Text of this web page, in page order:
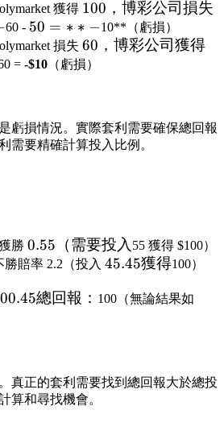
，
報
獲得 100，
博彩
公司
損失
100 ，博彩公司損失
60 - 50
=
**-
50 = ∗ ∗ −10**（虧損）
損失 60，
博彩
60 ，博彩公司獲得
= -$10 （虧損）
虧損情況。實際套利需要確保總回報
需要精確計算投入比例。
勝 0.55（需
要投入
0.55 （需要投入 55 獲得 $100）
賠率 2.2（投入 45.45
45.45獲得100）
總回報： 100（無論結果如
真正的套利需要找到總回報大於總投
算和尋找機會。